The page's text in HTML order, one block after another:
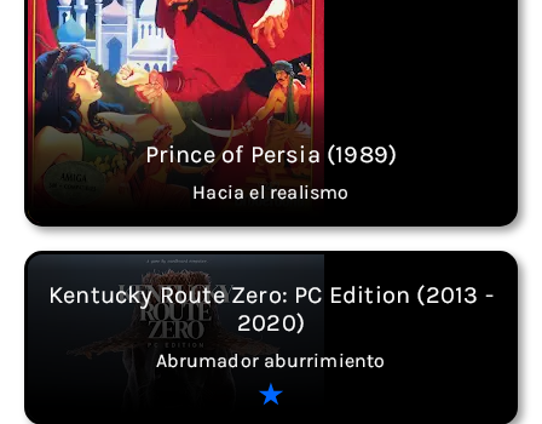
Prince of Persia (1989)
Hacia el realismo
Kentucky Route Zero: PC Edition (2013 -
2020)
Abrumador aburrimiento